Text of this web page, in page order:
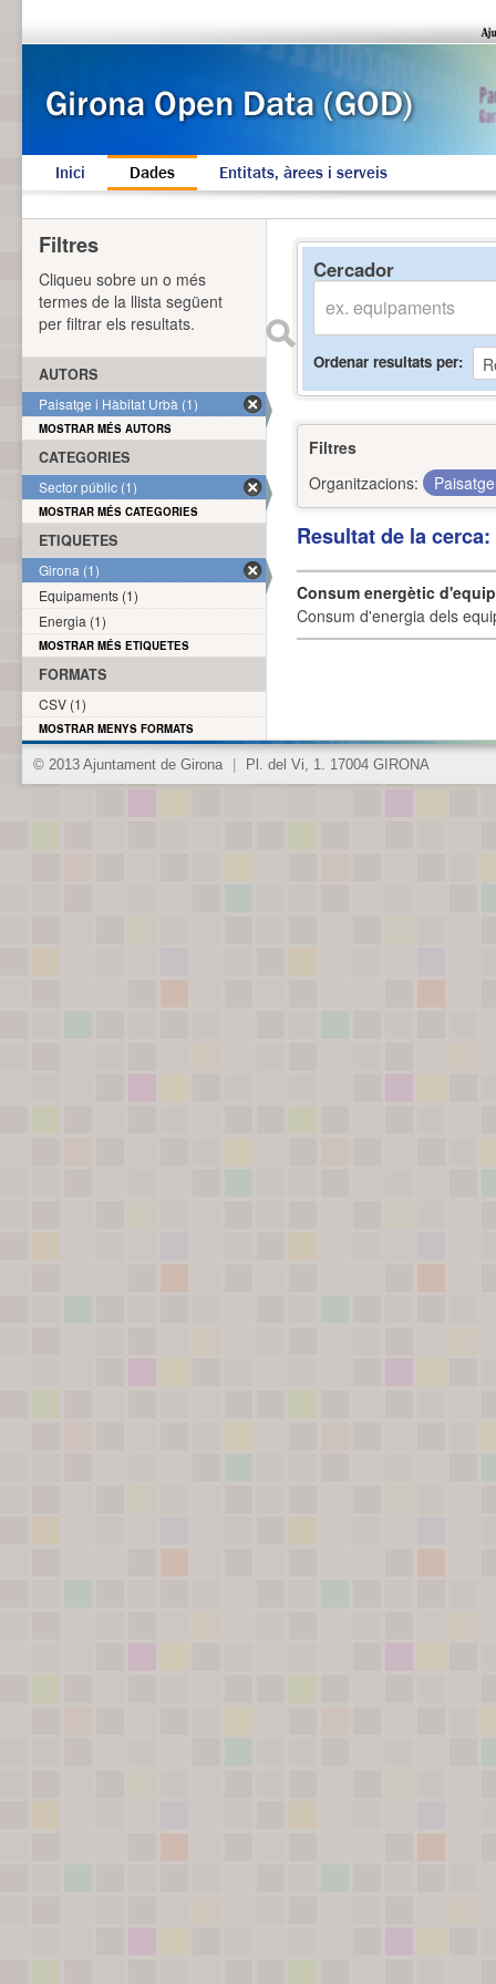
Inici Dades Entitats, àrees i serveis
Cercador
Ordenar resultats per
Filtres
Organitzacions:
Resultat de la
Consum energètic
Consum d'energia dels
Filtres
Cliqueu sobre un o més
termes de la llista següent
per filtrar els resultats.
AUTORS
Paisatge i Hàbitat Urbà (1)
MOSTRAR MÉS AUTORS
CATEGORIES
Sector públic (1)
MOSTRAR MÉS CATEGORIES
ETIQUETES
Girona (1)
Equipaments (1)
Energia (1)
MOSTRAR MÉS ETIQUETES
FORMATS
CSV (1)
MOSTRAR MENYS FORMATS
© 2013 Ajuntament de Girona Pl. del Vi, 1. 17004 GIRONA